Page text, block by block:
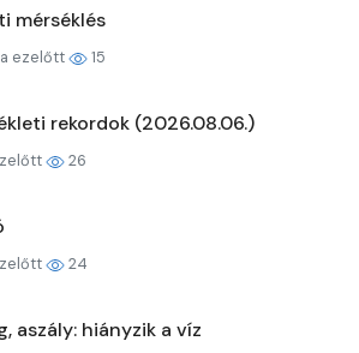
mérséklés
ezelőtt 15
rekordok (2026.08.06.)
26
24
aszály: hiányzik a víz